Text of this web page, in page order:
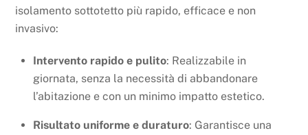
isolamento sottotetto più rapido, efficace e non
invasivo:
Intervento rapido e pulito: Realizzabile in
giornata, senza la necessità di abbandonare
l’abitazione e con un minimo impatto estetico.
Risultato uniforme e duraturo: Garantisce una